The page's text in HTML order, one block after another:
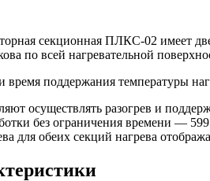
секционная ПЛКС-02 имеет
по всей нагревательной
время поддержания температуры
осуществлять разогрев и
без ограничения времени —
для обеих секций нагрева